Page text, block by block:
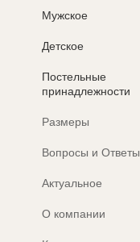
Мужское
Детское
Постельные
принадлежности
Размеры
Вопросы и Ответы
Актуальное
О компании